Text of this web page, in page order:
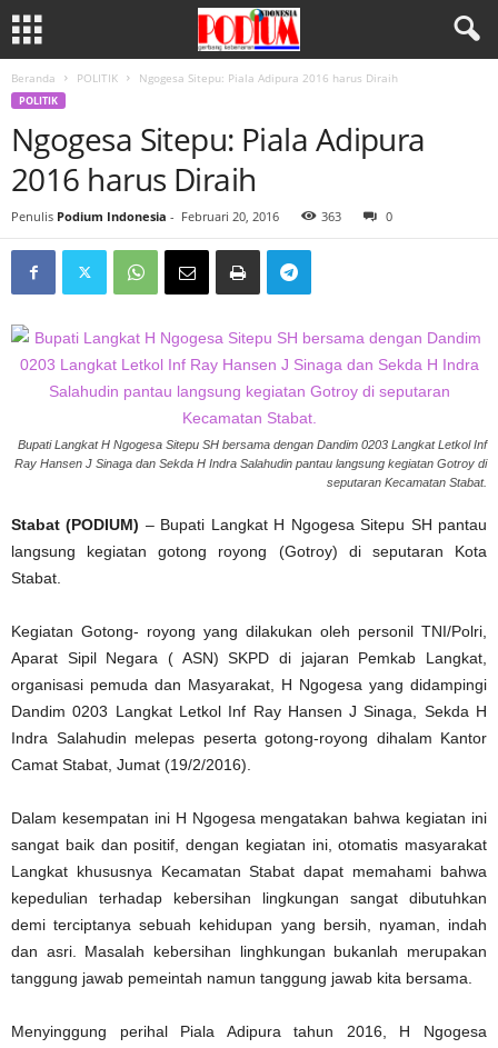
Beranda POLITIK Ngogesa Sitepu: Piala Adipura 2016 harus Diraih
POLITIK
Ngogesa Sitepu: Piala Adipura
2016 harus Diraih
Penulis Podium Indonesia - Februari 20, 2016 363 0
Bupati Langkat H Ngogesa Sitepu SH bersama dengan Dandim 0203 Langkat Letkol Inf
Ray Hansen J Sinaga dan Sekda H Indra Salahudin pantau langsung kegiatan Gotroy di
seputaran Kecamatan Stabat.
Stabat (PODIUM) – Bupati Langkat H Ngogesa Sitepu SH pantau
langsung kegiatan gotong royong (Gotroy) di seputaran Kota
Stabat.
Kegiatan Gotong- royong yang dilakukan oleh personil TNI/Polri,
Aparat Sipil Negara ( ASN) SKPD di jajaran Pemkab Langkat,
organisasi pemuda dan Masyarakat, H Ngogesa yang didampingi
Dandim 0203 Langkat Letkol Inf Ray Hansen J Sinaga, Sekda H
Indra Salahudin melepas peserta gotong-royong dihalam Kantor
Camat Stabat, Jumat (19/2/2016).
Dalam kesempatan ini H Ngogesa mengatakan bahwa kegiatan ini
sangat baik dan positif, dengan kegiatan ini, otomatis masyarakat
Langkat khususnya Kecamatan Stabat dapat memahami bahwa
kepedulian terhadap kebersihan lingkungan sangat dibutuhkan
demi terciptanya sebuah kehidupan yang bersih, nyaman, indah
dan asri. Masalah kebersihan linghkungan bukanlah merupakan
tanggung jawab pemeintah namun tanggung jawab kita bersama.
Menyinggung perihal Piala Adipura tahun 2016, H Ngogesa